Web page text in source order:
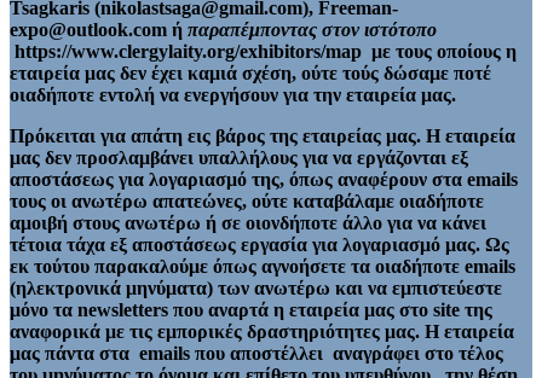
Tsagkaris (nikolastsaga@gmail.com), Freeman-
expo@outlook.com ή παραπέμποντας στον ιστότοπο
https://www.clergylaity.org/exhibitors/map με τους οποίους η
εταιρεία μας δεν έχει καμιά σχέση, ούτε τούς δώσαμε ποτέ
οιαδήποτε εντολή να ενεργήσουν για την εταιρεία μας.
Πρόκειται για απάτη εις βάρος της εταιρείας μας. Η εταιρεία
μας δεν προσλαμβάνει υπαλλήλους για να εργάζονται εξ
αποστάσεως για λογαριασμό της, όπως αναφέρουν στα emails
τους οι ανωτέρω απατεώνες, ούτε καταβάλαμε οιαδήποτε
αμοιβή στους ανωτέρω ή σε οιονδήποτε άλλο για να κάνει
τέτοια τάχα εξ αποστάσεως εργασία για λογαριασμό μας. Ως
εκ τούτου παρακαλούμε όπως αγνοήσετε τα οιαδήποτε emails
(ηλεκτρονικά μηνύματα) των ανωτέρω και να εμπιστεύεστε
μόνο τα newsletters που αναρτά η εταιρεία μας στο site της
αναφορικά με τις εμπορικές δραστηριότητες μας. Η εταιρεία
μας πάντα στα emails που αποστέλλει αναγράφει στο τέλος